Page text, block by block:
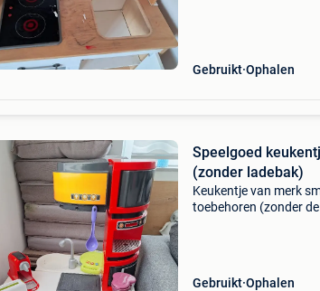
Gebruikt Ophalen
Speelgoed keukentje met vele
(zonder ladebak)
Keukentje van merk
toebehoren (zonder
Gebruikt Ophalen